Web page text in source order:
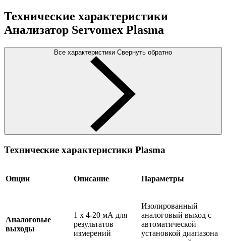
Технические характеристики
Анализатор Servomex Plasma
Все характеристики Свернуть обратно
Технические характеристики Plasma
Опции Описание Параметры
Аналоговые
выходы
1 х 4-20 мА для
результатов
измерений
Изолированный
аналоговый выход с
автоматической
установкой диапазона